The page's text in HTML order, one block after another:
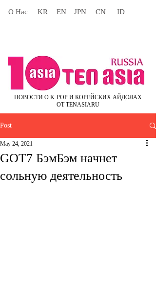
О Нас KR EN JPN CN ID
НОВОСТИ О K-POP И КОРЕЙСКИХ АЙДОЛАХ
ОТ TENASIARU
Post
GOT7 БэмБэм начнет
сольную деятельность
May 24, 2021